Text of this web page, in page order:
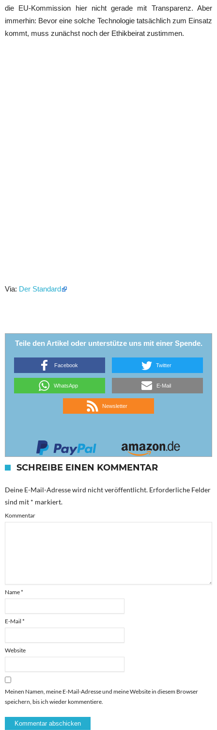
die EU-Kommission hier nicht gerade mit Transparenz. Aber
immerhin: Bevor eine solche Technologie tatsächlich zum Einsatz
kommt, muss zunächst noch der Ethikbeirat zustimmen.
Via: Der Standard
Teile den Artikel oder unterstütze uns mit einer Spende.
Facebook Twitter
WhatsApp E-Mail
Newsletter
SCHREIBE EINEN KOMMENTAR
Deine E-Mail-Adresse wird nicht veröffentlicht. Erforderliche Felder
sind mit * markiert.
Kommentar
Name*
E-Mail *
Website
Meinen Namen, meine E-Mail-Adresse und meine Website in diesem Browser
speichern, bis ich wieder kommentiere.